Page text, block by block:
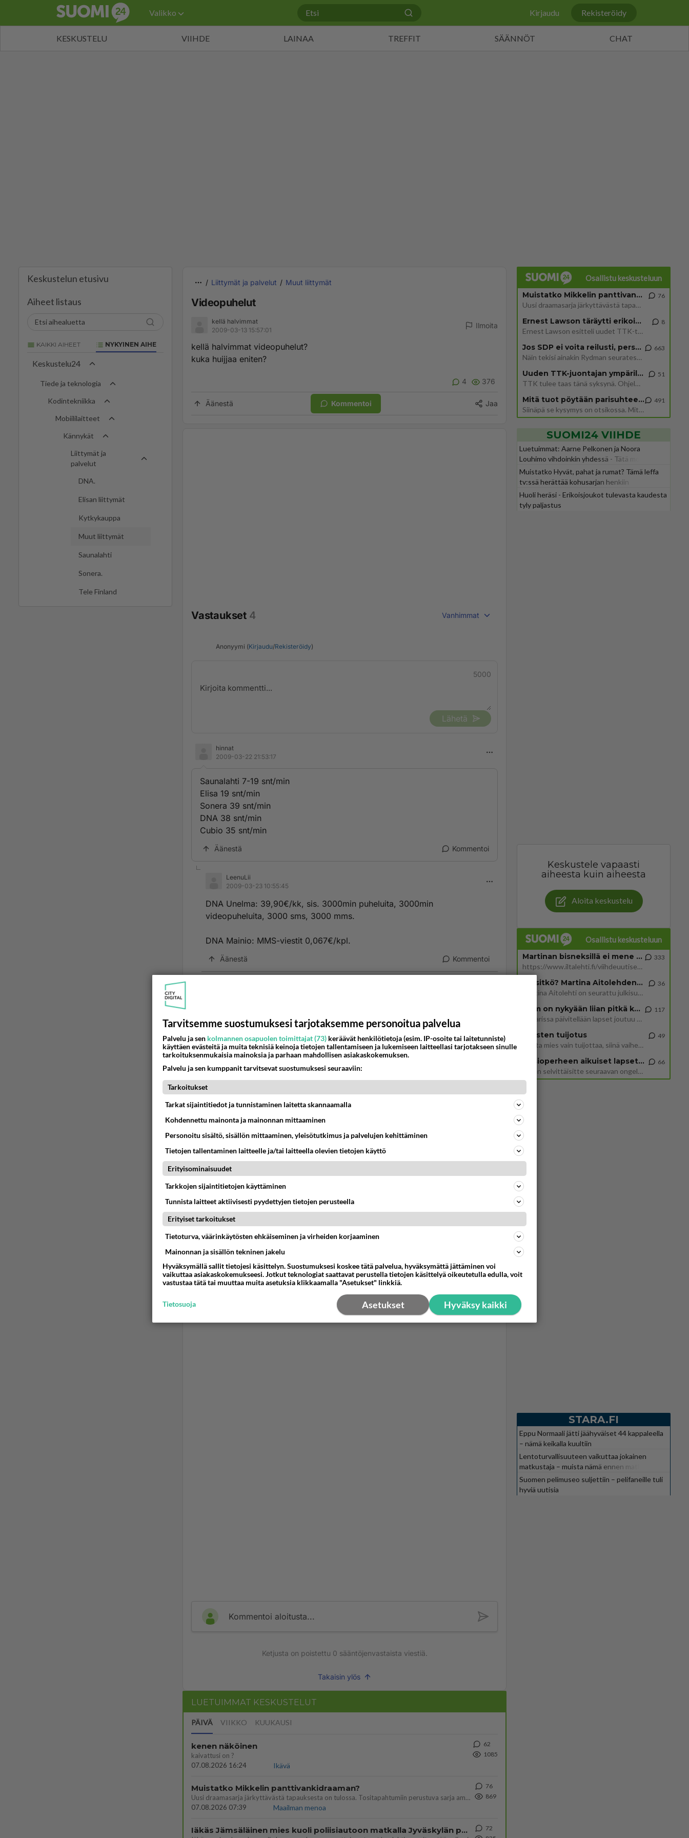
Valikko Kirjaudu Rekisteröidy
KESKUSTELU VIIHDE LAINAA TREFFIT SÄÄNNÖT CHAT
Keskustelun etusivu
Aiheet listaus
KAIKKI AIHEET NYKYINEN AIHE
Keskustelu24
Tiede ja teknologia
Kodintekniikka
Mobiililaitteet
Kännykät
Liittymät ja
palvelut
DNA.
Elisan liittymät
Kytkykauppa
Muut liittymät
Saunalahti
Sonera.
Tele Finland
Liittymät ja palvelut Muut liittymät
Videopuhelut
kellä halvimmat
2009-03-13 15:57:01
Ilmoita
kellä halvimmat videopuhelut?
kuka huijjaa eniten?
4 376
Äänestä Kommentoi Jaa
Vastaukset 4 Vanhimmat
Anonyymi (Kirjaudu/Rekisteröidy)
5000
Lähetä
hinnat
2009-03-22 21:53:17
Saunalahti 7-19 snt/min
Elisa 19 snt/min
Sonera 39 snt/min
DNA 38 snt/min
Cubio 35 snt/min
Äänestä Kommentoi
LeenuLii
2009-03-23 10:55:45
DNA Unelma: 39,90€/kk, sis. 3000min puheluita, 3000min
videopuheluita, 3000 sms, 3000 mms.
DNA Mainio: MMS-viestit 0,067€/kpl.
Äänestä Kommentoi
DNA Unelma: 39,90€/kk, sis. 3000min puheluita, 3000min videopuheluita, 3000
sms, 3000 mms.
DNA Mainio: MMS-viestit 0,067€/kpl.
Siis:
Mainiossa videopuhelut: 0,067€/min.
halvempi on
LeenuLii kirjoitti:
Siis:
Mainiossa videopuhelut: 0,067€/min.
Äänestä Kommentoi
Kommentoi aloitusta...
Ketjusta on poistettu 0 sääntöjenvastaista viestiä.
Takaisin ylös
LUETUIMMAT KESKUSTELUT
PÄIVÄ VIIKKO KUUKAUSI
kenen näköinen
kaivattusi on ?
07.08.2026 16:24
Ikävä
62
1085
Muistatko Mikkelin panttivankidraaman?
Uusi draamasarja järkyttävästä tapauksesta on tulossa. Tositapahtumiin perustuva sarja ammentaa vuoden 1986 Mikkelin pan
07.08.2026 07:39
Maailman menoa
76
869
Iäkäs Jämsäläinen mies kuoli poliisiautoon matkalla Jyväskylän putkaan
72
Osallistu keskusteluun
Muistatko Mikkelin panttivankidraaman?
Uusi draamasarja järkyttävästä tapauksesta on tulossa. Tositapahtumiin perustuva sarja ammentaa vuoden 1986 Mikkelin pan
76
Ernest Lawson täräytti erikoisen heiton TTK-lehdistötilaisuudessa: " Onko tässä tarkoituksena...?"
Ernest Lawson esitteli uudet TTK-tähtioppilaat ja opettajat torstaina 6.8. lehdistölle. Tulevalla kaudella on yksi hausk
8
Jos SDP ei voita reilusti, persut kumoavat demokratian Suomesta
Näin tekisi ainakin Rydman seuratessaan idolinsa Trumpin mallia https://www.is.fi/politiikka/art-2000012187244.html
663
Uuden TTK-juontajan ympärillä epätietoisuus sakenee - Nyt MTV hämmentää soppaa
TTK tulee taas tänä syksynä. Ohjelman uudet tähtioppilaat julkistetaan torstaina 6. elokuuta klo 14 alkavassa lehdistö
51
Mitä tuot pöytään parisuhteessa?
Siinäpä se kysymys on otsikossa. Mitäpä siis tuot/toisit pöytään parisuhteessa? Oletko mies vai nainen? Koetko sen mitä
491
SUOMI24 VIIHDE
Luetuimmat: Aarne Pelkonen ja Noora
Louhimo vihdoinkin yhdessä - Tätä moni jo
odotti
Muistatko Hyvät, pahat ja rumat? Tämä leffa
tv:ssä herättää kohusarjan henkiin
Huoli heräsi - Erikoisjoukot tulevasta kaudesta
tyly paljastus
Keskustele vapaasti
aiheesta kuin aiheesta
Aloita keskustelu
Osallistu keskusteluun
Martinan bisneksillä ei mene hyvin
https://www.iltalehti.fi/viihdeuutiset/a/c46da6ab-340f-4790-aaa7-0865eed2336 Yrityksen konkurssihakemus on tullut kärä
333
Tiesitkö? Martina Aitolehden isäpuoli on tämä suosittu laulaja
Martina Aitolehti on seurattu julkisuuden henkilö. Lähipiiriin mahtuu muitakin tunnettuja henkilöitä. Tiesitkö, että Ma
36
2 km on nykyään liian pitkä koulumatka
Hesarissa päivitellään lapset joutuu nyt kulkemaan 2 km kouluun jösses. Ruostefillarilla tuo matka menee vaikka miten äk
117
Miesten tuijotus
Mutta mies vain tuijottaa, siinä vaiheessa käännän itse pään pois. Mikä juttu? Yleensä jos joku tuijottaa tai katsoo, hä
49
Uusioperheen aikuiset lapset tyhjentää jääkaapin käydessään
Miten selvittäisitte seuraavan ongelman, meillä on uusioperhe, minulla teini-ikäiset lapset ja puolisolla aikuiset, jotk
66
STARA.FI
Eppu Normaali jätti jäähyväiset 44 kappaleella
– nämä keikalla kuultiin
Lentoturvallisuuteen vaikuttaa jokainen
matkustaja – muista nämä ennen matkaa
Suomen pelimuseo suljettiin – pelifaneille tuli
hyviä uutisia
Tarvitsemme suostumuksesi tarjotaksemme personoitua palvelua
Palvelu ja sen kolmannen osapuolen toimittajat (73) keräävät henkilötietoja (esim. IP-osoite tai laitetunniste)
käyttäen evästeitä ja muita teknisiä keinoja tietojen tallentamiseen ja lukemiseen laitteellasi tarjotakseen sinulle
tarkoituksenmukaisia mainoksia ja parhaan mahdollisen asiakaskokemuksen.
Palvelu ja sen kumppanit tarvitsevat suostumuksesi seuraaviin:
Tarkoitukset
Tarkat sijaintitiedot ja tunnistaminen laitetta skannaamalla
Kohdennettu mainonta ja mainonnan mittaaminen
Personoitu sisältö, sisällön mittaaminen, yleisötutkimus ja palvelujen kehittäminen
Tietojen tallentaminen laitteelle ja/tai laitteella olevien tietojen käyttö
Erityisominaisuudet
Tarkkojen sijaintitietojen käyttäminen
Tunnista laitteet aktiivisesti pyydettyjen tietojen perusteella
Erityiset tarkoitukset
Tietoturva, väärinkäytösten ehkäiseminen ja virheiden korjaaminen
Mainonnan ja sisällön tekninen jakelu
Hyväksymällä sallit tietojesi käsittelyn. Suostumuksesi koskee tätä palvelua, hyväksymättä jättäminen voi
vaikuttaa asiakaskokemukseesi. Jotkut teknologiat saattavat perustella tietojen käsittelyä oikeutetulla edulla, voit
vastustaa tätä tai muuttaa muita asetuksia klikkaamalla "Asetukset" linkkiä.
Hyväksy kaikki
Asetukset
Tietosuoja